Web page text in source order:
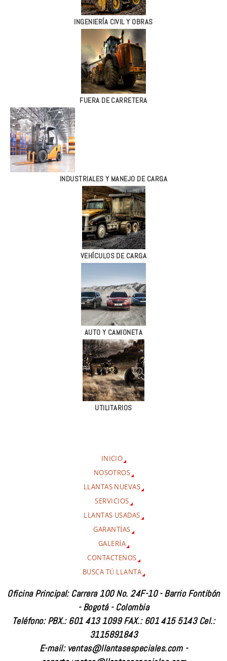
INGENIERÍA CIVIL Y OBRAS
FUERA DE CARRETERA
INDUSTRIALES Y MANEJO DE CARGA
VEHÍCULOS DE CARGA
AUTO Y CAMIONETA
UTILITARIOS
INICIO
NOSOTROS
LLANTAS NUEVAS
SERVICIOS
LLANTAS USADAS
GARANTÍAS
GALERÍA
CONTACTENOS
BUSCA TÚ LLANTA
Oficina Principal: Carrera 100 No. 24F-10 - Barrio Fontibón
- Bogotá - Colombia
Teléfono: PBX.: 601 413 1099 FAX.: 601 415 5143 Cel.:
3115891843
E-mail: ventas@llantasespeciales.com -